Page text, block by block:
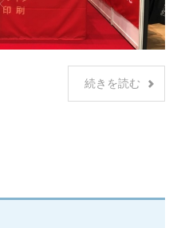
続きを読む